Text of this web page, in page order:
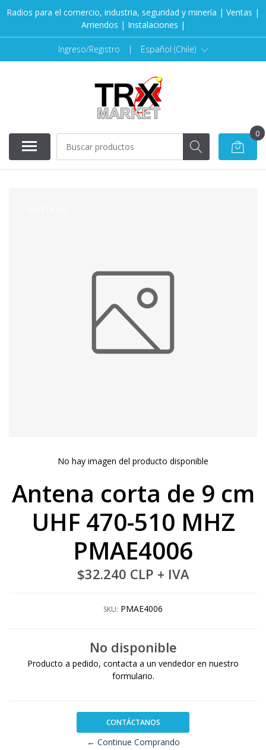
Radios para el comercio, industria, seguridad y minería | Ventas |
Arriendos | Instalaciones |
Ingreso/Registro | Español (Chile)
0
No hay imagen del producto disponible
Antena corta de 9 cm
UHF 470-510 MHZ
PMAE4006
$32.240 CLP + IVA
SKU: PMAE4006
No disponible
Producto a pedido, contacta a un vendedor en nuestro
formulario.
CONTÁCTANOS
← Continue Comprando